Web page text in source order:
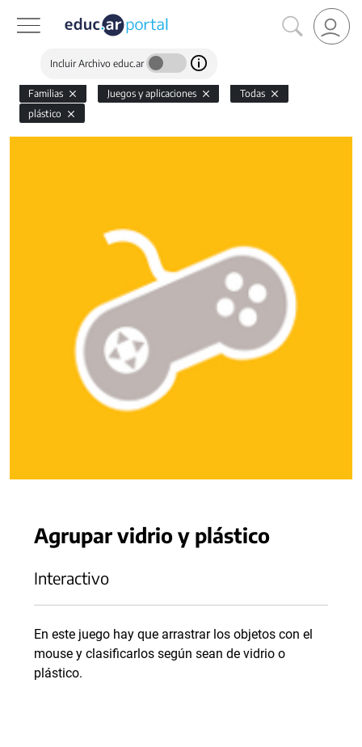
Incluir Archivo educ.ar
Familias Juegos y aplicaciones
Todas
plástico
Agrupar vidrio y plástico
Interactivo
En este juego hay que arrastrar los objetos con el
mouse y clasificarlos según sean de vidrio o
plástico.